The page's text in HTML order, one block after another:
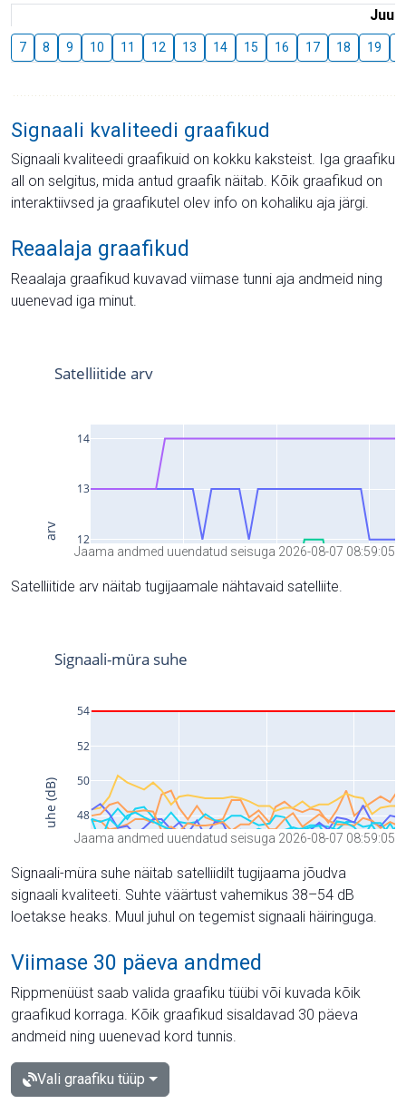
Juuli
7 8 9 10 11 12 13 14 15 16 17 18 19
Signaali kvaliteedi graafikud
Signaali kvaliteedi graafikuid on kokku kaksteist. Iga graafiku
all on selgitus, mida antud graafik näitab. Kõik graafikud on
interaktiivsed ja graafikutel olev info on kohaliku aja järgi.
Reaalaja graafikud
Reaalaja graafikud kuvavad viimase tunni aja andmeid ning
uuenevad iga minut.
Jaama andmed uuendatud seisuga 2026-08-07 08:59:05
Satelliitide arv näitab tugijaamale nähtavaid satelliite.
Jaama andmed uuendatud seisuga 2026-08-07 08:59:05
Signaali-müra suhe näitab satelliidilt tugijaama jõudva
signaali kvaliteeti. Suhte väärtust vahemikus 38–54 dB
loetakse heaks. Muul juhul on tegemist signaali häiringuga.
Viimase 30 päeva andmed
Rippmenüüst saab valida graafiku tüübi või kuvada kõik
graafikud korraga. Kõik graafikud sisaldavad 30 päeva
andmeid ning uuenevad kord tunnis.
Vali graafiku tüüp